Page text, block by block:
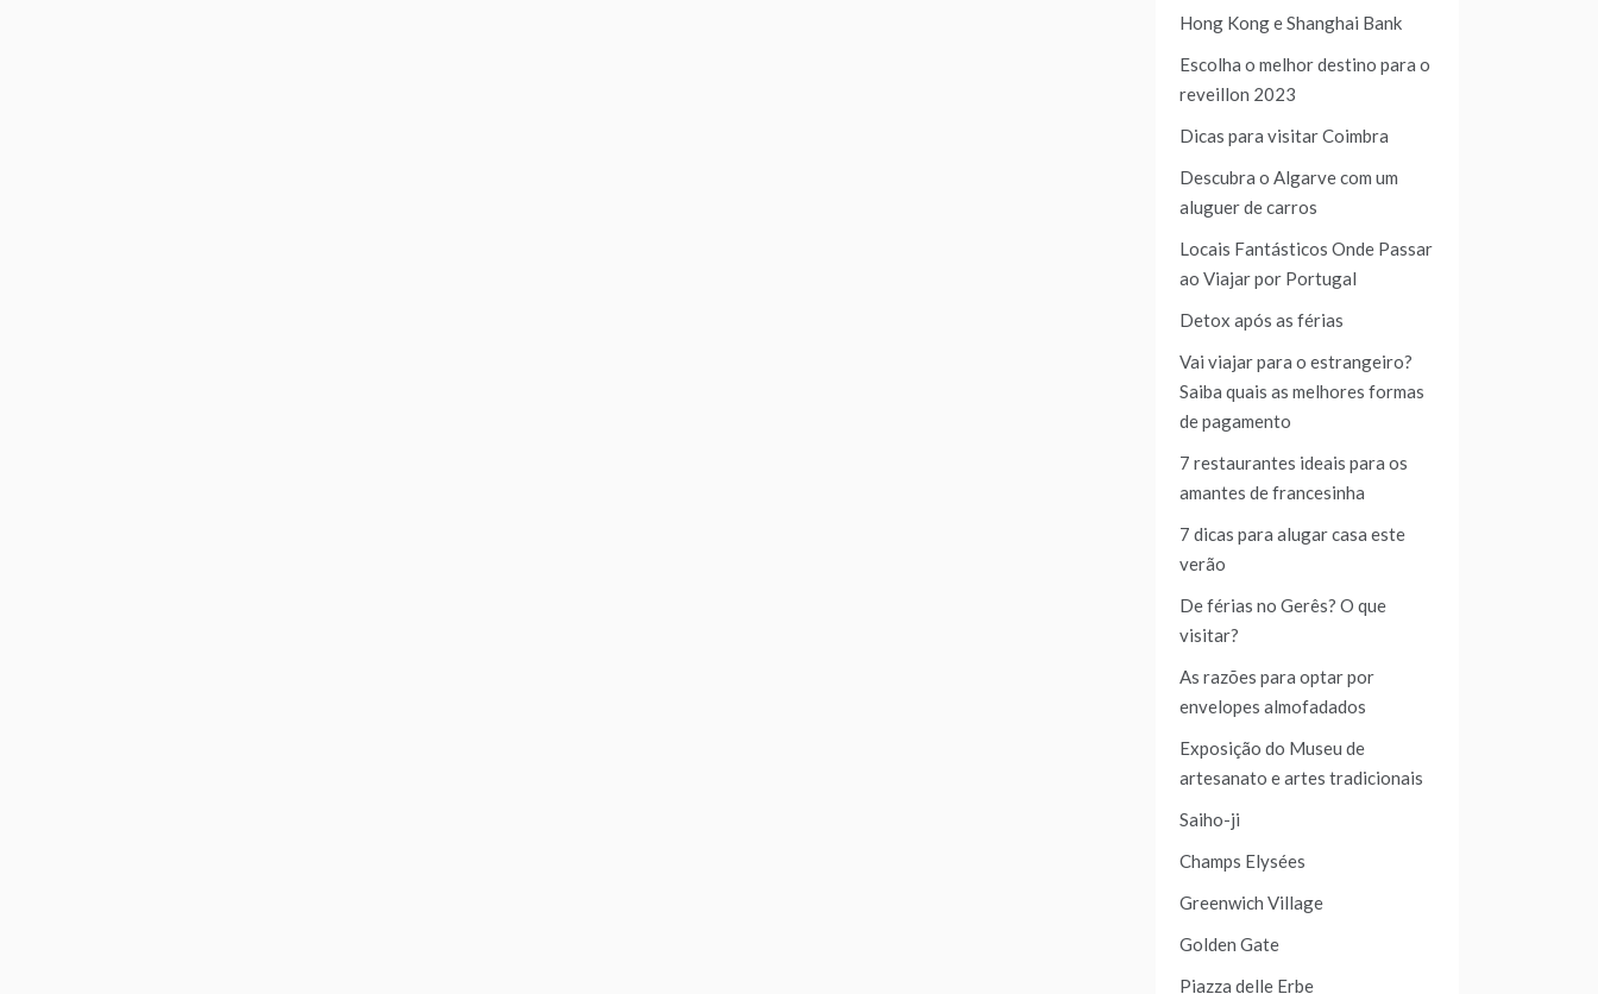
Hong Kong e Shanghai Bank
Escolha o melhor destino para o
reveillon 2023
Dicas para visitar Coimbra
Descubra o Algarve com um
aluguer de carros
Locais Fantásticos Onde Passar
ao Viajar por Portugal
Detox após as férias
Vai viajar para o estrangeiro?
Saiba quais as melhores formas
de pagamento
7 restaurantes ideais para os
amantes de francesinha
7 dicas para alugar casa este
verão
De férias no Gerês? O que
visitar?
As razões para optar por
envelopes almofadados
Exposição do Museu de
artesanato e artes tradicionais
Saiho-ji
Champs Elysées
Greenwich Village
Golden Gate
Piazza delle Erbe